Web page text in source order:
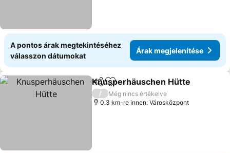
A pontos árak megtekintéséhez
válasszon dátumokat
Árak megjelenítése
Megosztás
Hozzáadás a kedvencekhez
Knusperhäuschen Hütte
/
Még nincs értékelve
0.3 km-re innen: Városközpont